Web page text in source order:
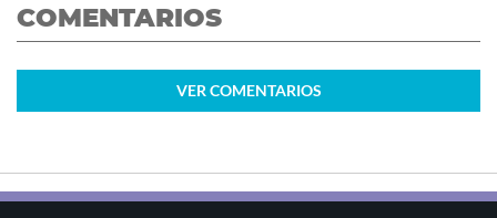
COMENTARIOS
VER COMENTARIOS